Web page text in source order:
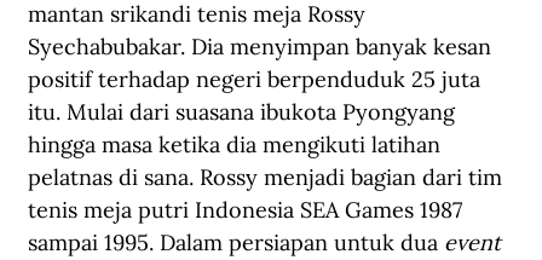
mantan srikandi tenis meja Rossy
Syechabubakar. Dia menyimpan banyak kesan
positif terhadap negeri berpenduduk 25 juta
itu. Mulai dari suasana ibukota Pyongyang
hingga masa ketika dia mengikuti latihan
pelatnas di sana. Rossy menjadi bagian dari tim
tenis meja putri Indonesia SEA Games 1987
sampai 1995. Dalam persiapan untuk dua event